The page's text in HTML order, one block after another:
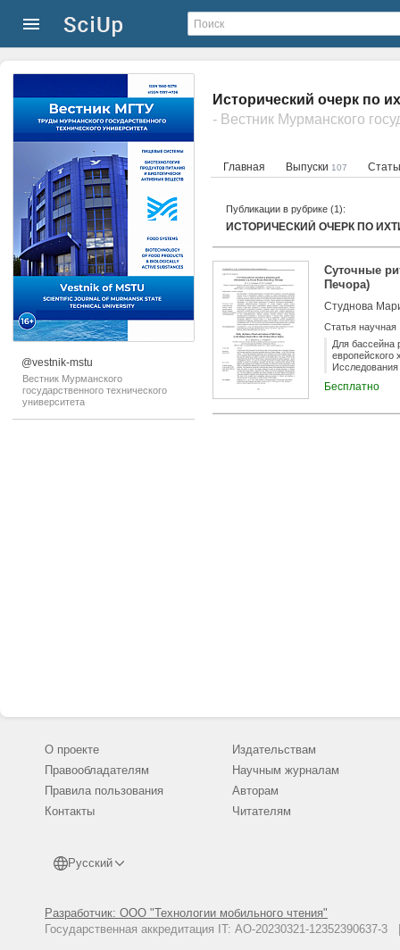
@vestnik-mstu
Вестник Мурманского
государственного технического
университета
Исторический очерк по
Главная Выпуски 107
Публикации в рубрике (1):
ИСТОРИЧЕСКИЙ ОЧЕРК ПО
Суточные
Печора)
Студнова
Статья научная
Для бассейна
европейского
и
Бесплатно
О проекте
Правообладателям
Правила пользования
Контакты
Русский
Разработчик: ООО "Технологии мобильного чтения"
Государственная аккредитация IT: АО-20230321-
Издательствам
Научным журналам
Авторам
Читателям